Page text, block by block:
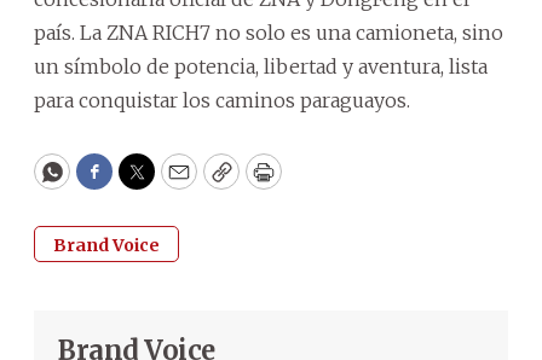
país. La ZNA RICH7 no solo es una camioneta, sino
un símbolo de potencia, libertad y aventura, lista
para conquistar los caminos paraguayos.
WhatsApp
Facebook
Twitter
EmailCopyPrint
Brand Voice
Brand Voice